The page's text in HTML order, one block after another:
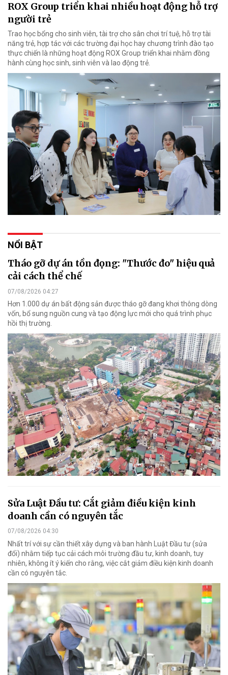
ROX Group triển khai nhiều hoạt động hỗ trợ
người trẻ
Trao học bổng cho sinh viên, tài trợ cho sân chơi trí tuệ, hỗ trợ tài
năng trẻ, hợp tác với các trường đại học hay chương trình đào tạo
thực chiến là những hoạt động ROX Group triển khai nhằm đồng
hành cùng học sinh, sinh viên và lao động trẻ.
NỔI BẬT
Tháo gỡ dự án tồn đọng: "Thước đo" hiệu quả
cải cách thể chế
07/08/2026 04:27
Hơn 1.000 dự án bất động sản được tháo gỡ đang khơi thông dòng
vốn, bổ sung nguồn cung và tạo động lực mới cho quá trình phục
hồi thị trường.
Sửa Luật Đầu tư: Cắt giảm điều kiện kinh
doanh cần có nguyên tắc
07/08/2026 04:30
Nhất trí với sự cần thiết xây dựng và ban hành Luật Đầu tư (sửa
đổi) nhằm tiếp tục cải cách môi trường đầu tư, kinh doanh, tuy
nhiên, không ít ý kiến cho rằng, việc cắt giảm điều kiện kinh doanh
cần có nguyên tắc.